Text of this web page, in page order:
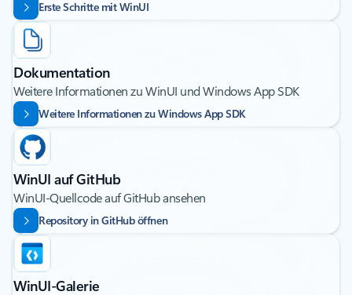
Erste Schritte mit WinUI
Dokumentation
Weitere Informationen zu WinUI und Windows App SDK
Weitere Informationen zu Windows App SDK
WinUI auf GitHub
WinUI-Quellcode auf GitHub ansehen
Repository in GitHub öffnen
WinUI-Galerie